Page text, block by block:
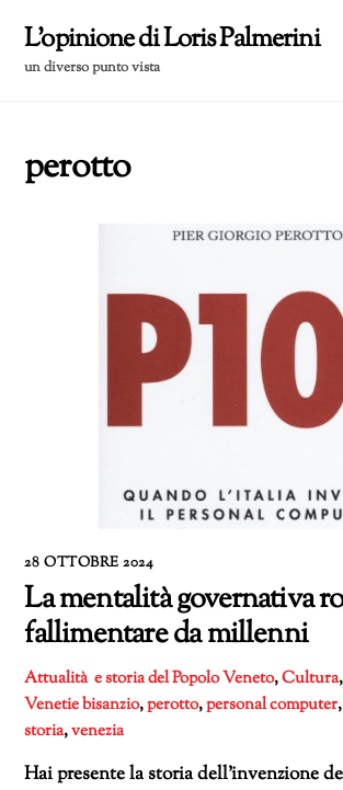
content
L'opinione di Loris Palmerini
un diverso punto vista
perotto
28 OTTOBRE 2024
La mentalità governativa
fallimentare da millenni
Attualità e storia del Popolo Veneto,Cultura
Venetiebisanzio,perotto,personal computer
storia,venezia
Hai presente la storia dell’invenzione